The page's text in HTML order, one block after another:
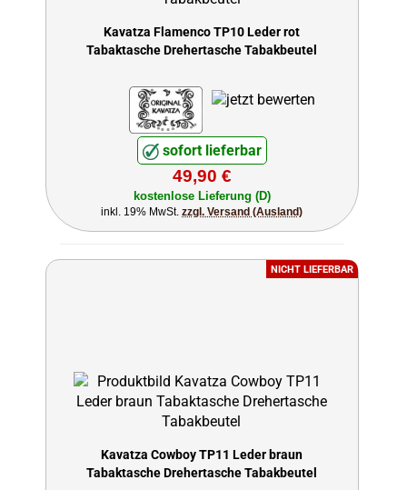
Kavatza Flamenco TP10 Leder rot
Tabaktasche Drehertasche Tabakbeutel
sofort lieferbar
49,90 €
kostenlose Lieferung (D)
inkl. 19% MwSt.zzgl. Versand (Ausland)
NICHT LIEFERBAR
Kavatza Cowboy TP11 Leder braun
Tabaktasche Drehertasche Tabakbeutel